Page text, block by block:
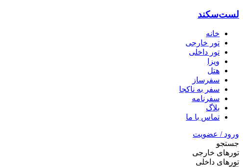
لست‌سکند
خانه
تور خارجی
تور داخلی
ویزا
هتل‌
سفرساز
سفر به ناکجا
سفرنامه
بلاگ
تماس با ما
ورود / عضویت
جستجو
تورهای خارجی
تورهای داخلی